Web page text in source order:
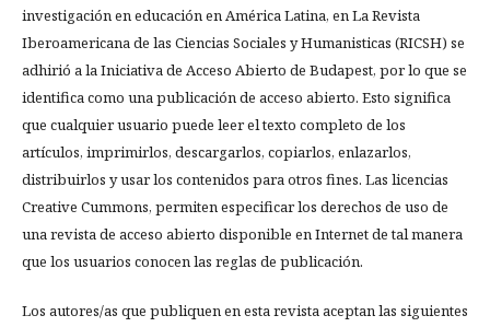
investigación en educación en América Latina, en La Revista
Iberoamericana de las Ciencias Sociales y Humanisticas (RICSH) se
adhirió a la Iniciativa de Acceso Abierto de Budapest, por lo que se
identifica como una publicación de acceso abierto. Esto significa
que cualquier usuario puede leer el texto completo de los
artículos, imprimirlos, descargarlos, copiarlos, enlazarlos,
distribuirlos y usar los contenidos para otros fines. Las licencias
Creative Cummons, permiten especificar los derechos de uso de
una revista de acceso abierto disponible en Internet de tal manera
que los usuarios conocen las reglas de publicación.
Los autores/as que publiquen en esta revista aceptan las siguientes